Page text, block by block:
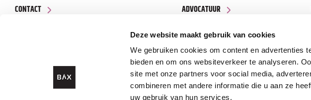
Deze website maakt gebruik van cookies
We gebruiken cookies om content en advertenties
bieden en om ons websiteverkeer te analyseren.
site met onze partners voor social media,
combineren met andere informatie die u aan ze
uw gebruik van hun services.
CONTACT
(Boogschutterstraat 1, 7324 AE
ADVOCATUUR